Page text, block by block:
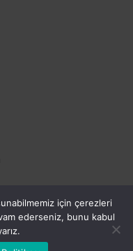
için çerezleri
ederseniz, bunu kabul